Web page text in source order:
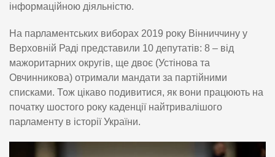
інформаційною діяльністю.
На парламентських виборах 2019 року Вінниччину у
Верховній Раді представили 10 депутатів: 8 – від
мажоритарних округів, ще двоє (Устінова та
Овчинникова) отримали мандати за партійними
списками. Тож цікаво подивитися, як вони працюють на
початку шостого року каденції найтривалішого
парламенту в історії України.